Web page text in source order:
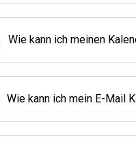
Wie kann ich meinen
Wie kann ich mein E-Mail